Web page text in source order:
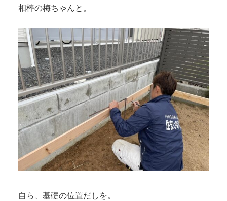
相棒の梅ちゃんと。
自ら、基礎の位置だしを。